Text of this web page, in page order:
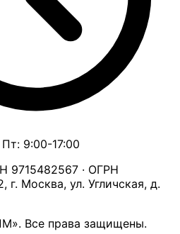
9:00-17:00
9715482567 · ОГРН
г. Москва, ул. Угличская, д.
Все права защищены.